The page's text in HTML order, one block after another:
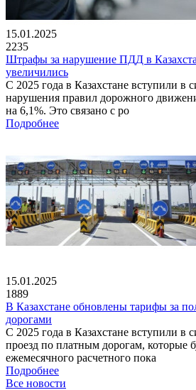
15.01.2025
2235
Штрафы за нарушение ПДД в
увеличились
С 2025 года в Казахстане вступили в
нарушения правил дорожного
на 6,1%. Это связано с ро
Подробнее
15.01.2025
1889
В Казахстане обновлены тарифы за
дорогами
С 2025 года в Казахстане вступили в
проезд по платным дорогам, которые
ежемесячного расчетного пока
Подробнее
Все новости